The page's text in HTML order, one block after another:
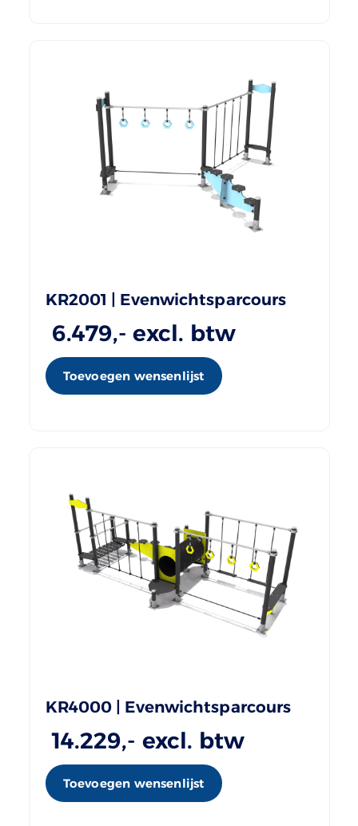
KR2001 | Evenwichtsparcours
6.479,- excl. btw
Toevoegen wensenlijst
KR4000 | Evenwichtsparcours
14.229,- excl. btw
Toevoegen wensenlijst